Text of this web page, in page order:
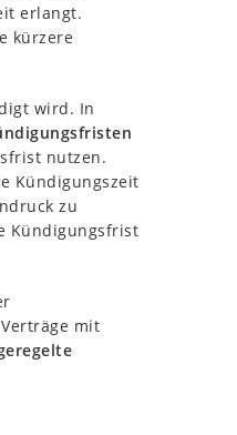
erlangt.
kürzere
wird. In
nutzen.
Kündigungszeit
zu
Kündigungsfrist
mit